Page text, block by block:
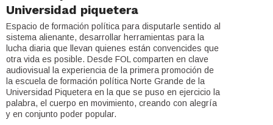
Universidad piquetera
Espacio de formación política para disputarle sentido al
sistema alienante, desarrollar herramientas para la
lucha diaria que llevan quienes están convencides que
otra vida es posible. Desde FOL comparten en clave
audiovisual la experiencia de la primera promoción de
la escuela de formación política Norte Grande de la
Universidad Piquetera en la que se puso en ejercicio la
palabra, el cuerpo en movimiento, creando con alegría
y en conjunto poder popular.